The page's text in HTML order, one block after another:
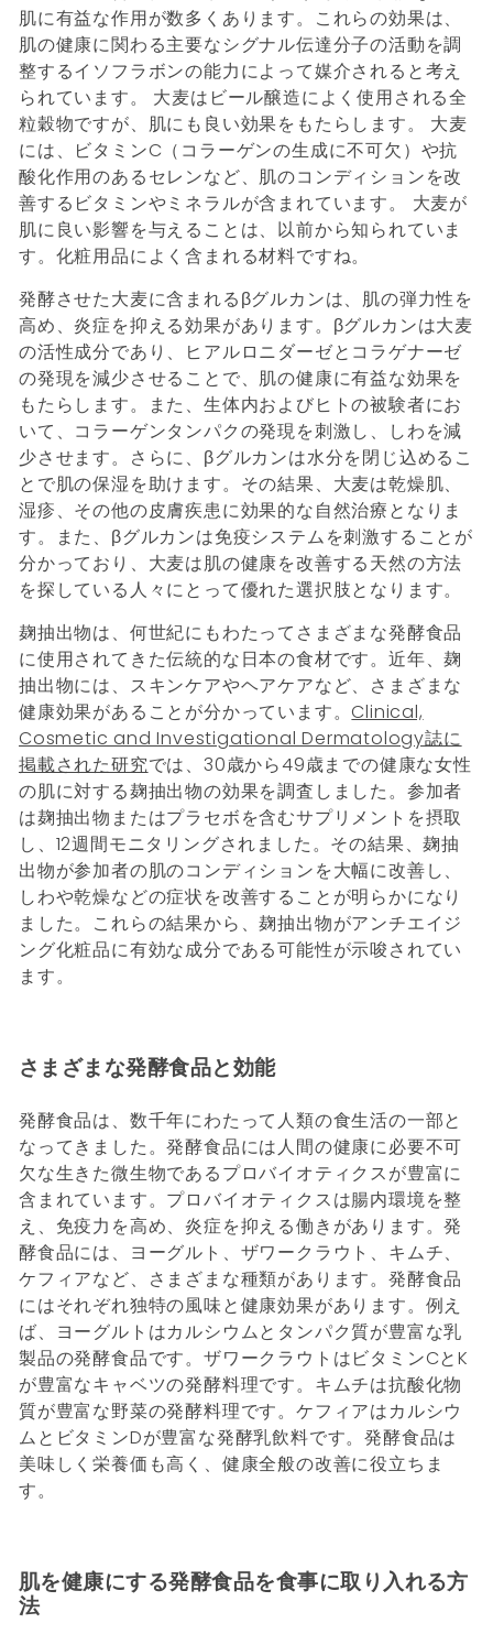
肌に有益な作用が数多くあります。これらの効果は、
肌の健康に関わる主要なシグナル伝達分子の活動を調
整するイソフラボンの能力によって媒介されると考え
られています。 大麦はビール醸造によく使用される全
粒穀物ですが、肌にも良い効果をもたらします。 大麦
には、ビタミンC（コラーゲンの生成に不可欠）や抗
酸化作用のあるセレンなど、肌のコンディションを改
善するビタミンやミネラルが含まれています。 大麦が
肌に良い影響を与えることは、以前から知られていま
す。化粧用品によく含まれる材料ですね。
発酵させた大麦に含まれるβグルカンは、肌の弾力性を
高め、炎症を抑える効果があります。βグルカンは大麦
の活性成分であり、ヒアルロニダーゼとコラゲナーゼ
の発現を減少させることで、肌の健康に有益な効果を
もたらします。また、生体内およびヒトの被験者にお
いて、コラーゲンタンパクの発現を刺激し、しわを減
少させます。さらに、βグルカンは水分を閉じ込めるこ
とで肌の保湿を助けます。その結果、大麦は乾燥肌、
湿疹、その他の皮膚疾患に効果的な自然治療となりま
す。また、βグルカンは免疫システムを刺激することが
分かっており、大麦は肌の健康を改善する天然の方法
を探している人々にとって優れた選択肢となります。
麹抽出物は、何世紀にもわたってさまざまな発酵食品
に使用されてきた伝統的な日本の食材です。近年、麹
抽出物には、スキンケアやヘアケアなど、さまざまな
健康効果があることが分かっています。 Clinical,
Cosmetic and Investigational Dermatology誌に
掲載された研究では、30歳から49歳までの健康な女性
の肌に対する麹抽出物の効果を調査しました。参加者
は麹抽出物またはプラセボを含むサプリメントを摂取
し、12週間モニタリングされました。その結果、麹抽
出物が参加者の肌のコンディションを大幅に改善し、
しわや乾燥などの症状を改善することが明らかになり
ました。これらの結果から、麹抽出物がアンチエイジ
ング化粧品に有効な成分である可能性が示唆されてい
ます。
さまざまな発酵食品と効能
発酵食品は、数千年にわたって人類の食生活の一部と
なってきました。発酵食品には人間の健康に必要不可
欠な生きた微生物であるプロバイオティクスが豊富に
含まれています。プロバイオティクスは腸内環境を整
え、免疫力を高め、炎症を抑える働きがあります。発
酵食品には、ヨーグルト、ザワークラウト、キムチ、
ケフィアなど、さまざまな種類があります。発酵食品
にはそれぞれ独特の風味と健康効果があります。例え
ば、ヨーグルトはカルシウムとタンパク質が豊富な乳
製品の発酵食品です。ザワークラウトはビタミンCとK
が豊富なキャベツの発酵料理です。キムチは抗酸化物
質が豊富な野菜の発酵料理です。ケフィアはカルシウ
ムとビタミンDが豊富な発酵乳飲料です。発酵食品は
美味しく栄養価も高く、健康全般の改善に役立ちま
す。
肌を健康にする発酵食品を食事に取り入れる方
法